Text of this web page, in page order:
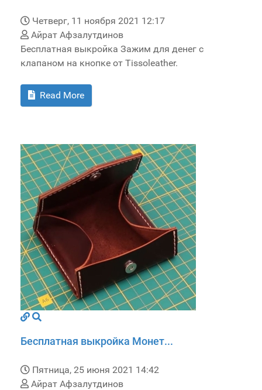
Четверг, 11 ноября 2021 12:17
Айрат Афзалутдинов
Бесплатная выкройка Зажим для денег с
клапаном на кнопке от Tissoleather.
Read More
Бесплатная выкройка Монет...
Пятница, 25 июня 2021 14:42
Айрат Афзалутдинов